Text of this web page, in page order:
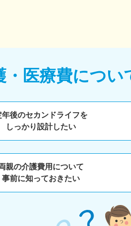
・医療費につい
年後のセカンドライフを
しっかり設計したい
親の介護費用について
事前に知っておきたい